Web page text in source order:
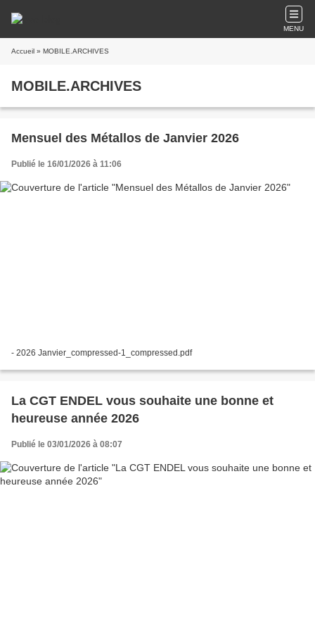
MENU
Accueil » MOBILE.ARCHIVES
MOBILE.ARCHIVES
Mensuel des Métallos de Janvier 2026
Publié le 16/01/2026 à 11:06
- 2026 Janvier_compressed-1_compressed.pdf
La CGT ENDEL vous souhaite une bonne et
heureuse année 2026
Publié le 03/01/2026 à 08:07